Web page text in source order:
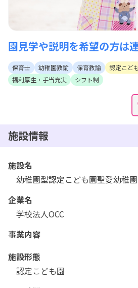
園見学や説明を希望の方は
保育士 幼稚園教諭 保育教諭 認定こど
福利厚生・手当充実
シフト制
施設情報
施設名
幼稚園型認定こども園聖愛幼稚園
企業名
学校法人OCC
事業内容
施設形態
認定こども園